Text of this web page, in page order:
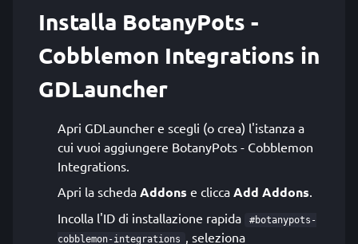
Installa BotanyPots -
Cobblemon Integrations in
GDLauncher
Apri GDLauncher e scegli (o crea) l'istanza a
cui vuoi aggiungere BotanyPots - Cobblemon
Integrations.
Apri la scheda Addons e clicca Add Addons.
Incolla l'ID di installazione rapida
#botanypots-
cobblemon-integrations , seleziona